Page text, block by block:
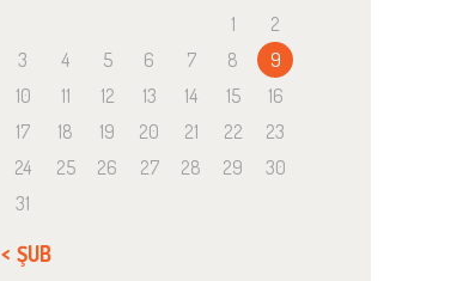
1
2
3
4 5 6 7 8
9
10
11 12 13 14 15
16
17
18 19 20 21 22
23
24
25 26 27 28 29
30
31
« ŞUB